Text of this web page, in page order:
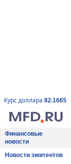
Курс доллара 82.1665
Финансовые
новости
Новости эмитентов